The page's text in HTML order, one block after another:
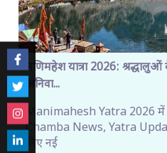
मणिमहेश यात्रा 2026:
अनिवा...
Manimahesh Yatra 2026
Chamba News, Yatra
लिए नई